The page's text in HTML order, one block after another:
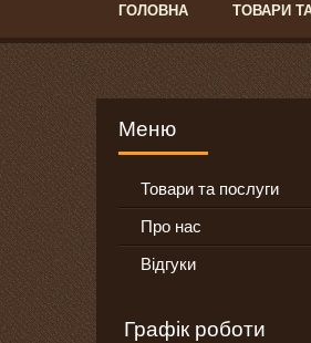
ГОЛОВНА ТОВАРИ
Товари та послуги
Про нас
Відгуки
Графік роботи